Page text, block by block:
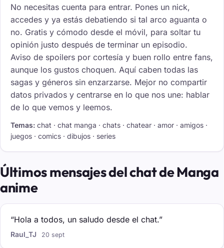
No necesitas cuenta para entrar. Pones un nick,
accedes y ya estás debatiendo si tal arco aguanta o
no. Gratis y cómodo desde el móvil, para soltar tu
opinión justo después de terminar un episodio.
Aviso de spoilers por cortesía y buen rollo entre fans,
aunque los gustos choquen. Aquí caben todas las
sagas y géneros sin enzarzarse. Mejor no compartir
datos privados y centrarse en lo que nos une: hablar
de lo que vemos y leemos.
Temas: chat · chat manga · chats · chatear · amor · amigos ·
juegos · comics · dibujos · series
Últimos mensajes del chat de Manga
anime
“Hola a todos, un saludo desde el chat.”
Raul_TJ 20 sept